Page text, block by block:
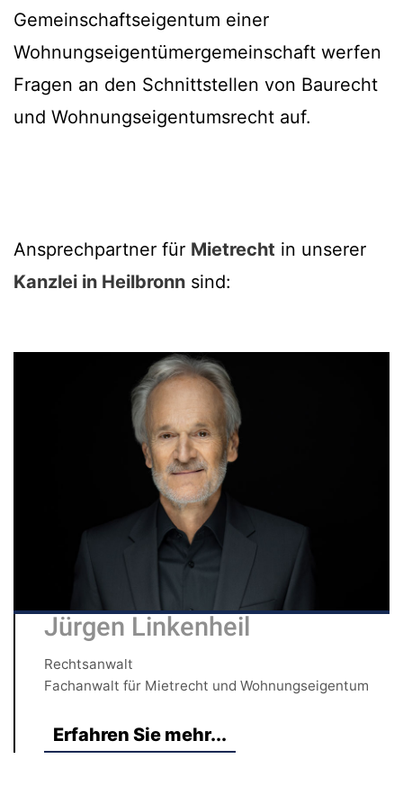
Gemeinschaftseigentum einer
Wohnungseigentümergemeinschaft werfen
Fragen an den Schnittstellen von Baurecht
und Wohnungseigentumsrecht auf.
Ansprechpartner für Mietrecht in unserer
Kanzlei in Heilbronn sind:
Jürgen Linkenheil
Rechtsanwalt
Fachanwalt für Mietrecht und Wohnungseigentum
Erfahren Sie mehr...